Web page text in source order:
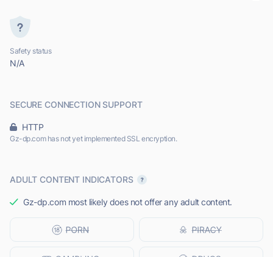
Safety status
N/A
SECURE CONNECTION SUPPORT
HTTP
Gz-dp.com has not yet implemented SSL encryption.
ADULT CONTENT INDICATORS
Gz-dp.com most likely does not offer any adult content.